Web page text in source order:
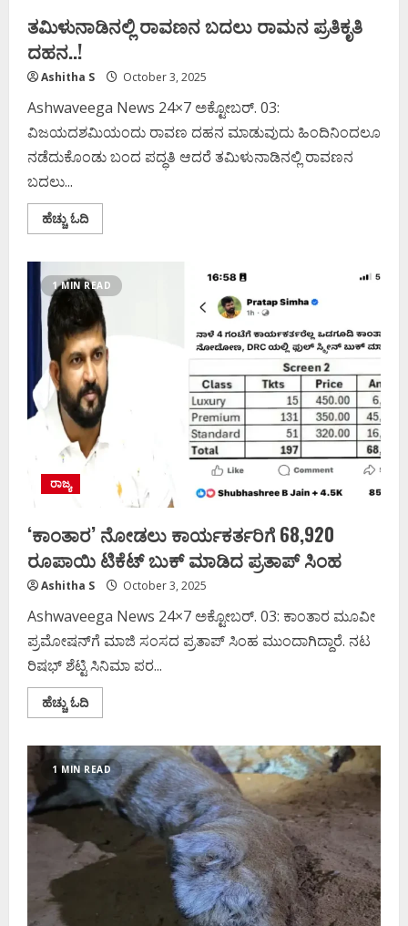
ತಮಿಳುನಾಡಿನಲ್ಲಿ ರಾವಣನ ಬದಲು ರಾಮನ ಪ್ರತಿಕೃತಿ
ದಹನ..!
Ashitha S October 3, 2025
Ashwaveega News 24×7 ಅಕ್ಟೋಬರ್. 03:
ವಿಜಯದಶಮಿಯಂದು ರಾವಣ ದಹನ ಮಾಡುವುದು ಹಿಂದಿನಿಂದಲೂ
ನಡೆದುಕೊಂಡು ಬಂದ ಪದ್ಧತಿ ಆದರೆ ತಮಿಳುನಾಡಿನಲ್ಲಿ ರಾವಣನ
ಬದಲು...
ಹೆಚ್ಚು ಓದಿRead
more
ಬದಲು
ರಾಮನ
ಪ್ರತಿಕೃತಿ
ದಹನ..!
1 MIN READ
ರಾಜ್ಯ
‘ಕಾಂತಾರ’ ನೋಡಲು ಕಾರ್ಯಕರ್ತರಿಗೆ 68,920
ರೂಪಾಯಿ ಟಿಕೆಟ್ ಬುಕ್ ಮಾಡಿದ ಪ್ರತಾಪ್ ಸಿಂಹ
Ashitha S October 3, 2025
Ashwaveega News 24×7 ಅಕ್ಟೋಬರ್. 03: ಕಾಂತಾರ ಮೂವೀ
ಪ್ರಮೋಷನ್‌ಗೆ ಮಾಜಿ ಸಂಸದ ಪ್ರತಾಪ್ ಸಿಂಹ ಮುಂದಾಗಿದ್ದಾರೆ. ನಟ
ರಿಷಭ್ ಶೆಟ್ಟಿ ಸಿನಿಮಾ ಪರ...
ಹೆಚ್ಚು ಓದಿRead
more
ನೋಡಲು
ಕಾರ್ಯಕರ್ತರಿಗೆ
68,920
ರೂಪಾಯಿ
ಟಿಕೆಟ್
ಬುಕ್
ಪ್ರತಾಪ್
ಸಿಂಹ
1 MIN READ